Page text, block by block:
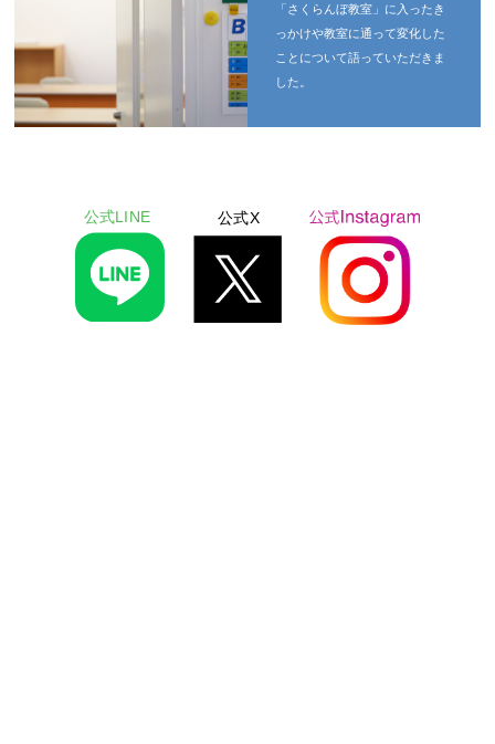
「さくらんぼ教室」に入ったき
っかけや教室に通って変化した
ことについて語っていただきま
した。